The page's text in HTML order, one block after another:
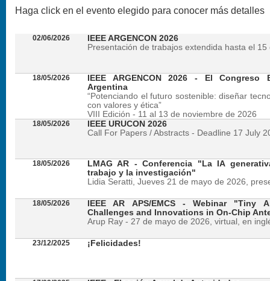
Haga click en el evento elegido para conocer más detalles
02/06/2026
IEEE ARGENCON 2026
Presentación de trabajos extendida hasta el 15
18/05/2026
IEEE ARGENCON 2026 - El
Argentina
“Potenciando el futuro sostenible: diseñar
con valores y ética”
VIII Edición - 11 al 13 de noviembre de 2026
18/05/2026
IEEE URUCON 2026
Call For Papers / Abstracts - Deadline 17 July
18/05/2026
LMAG AR - Conferencia "La IA
trabajo y la investigación"
Lidia Seratti, Jueves 21 de mayo de 2026,
18/05/2026
IEEE AR APS/EMCS - Webinar "Tiny
Challenges and Innovations in On-Chip
Arup Ray - 27 de mayo de 2026, virtual, en
23/12/2025 ¡Felicidades!